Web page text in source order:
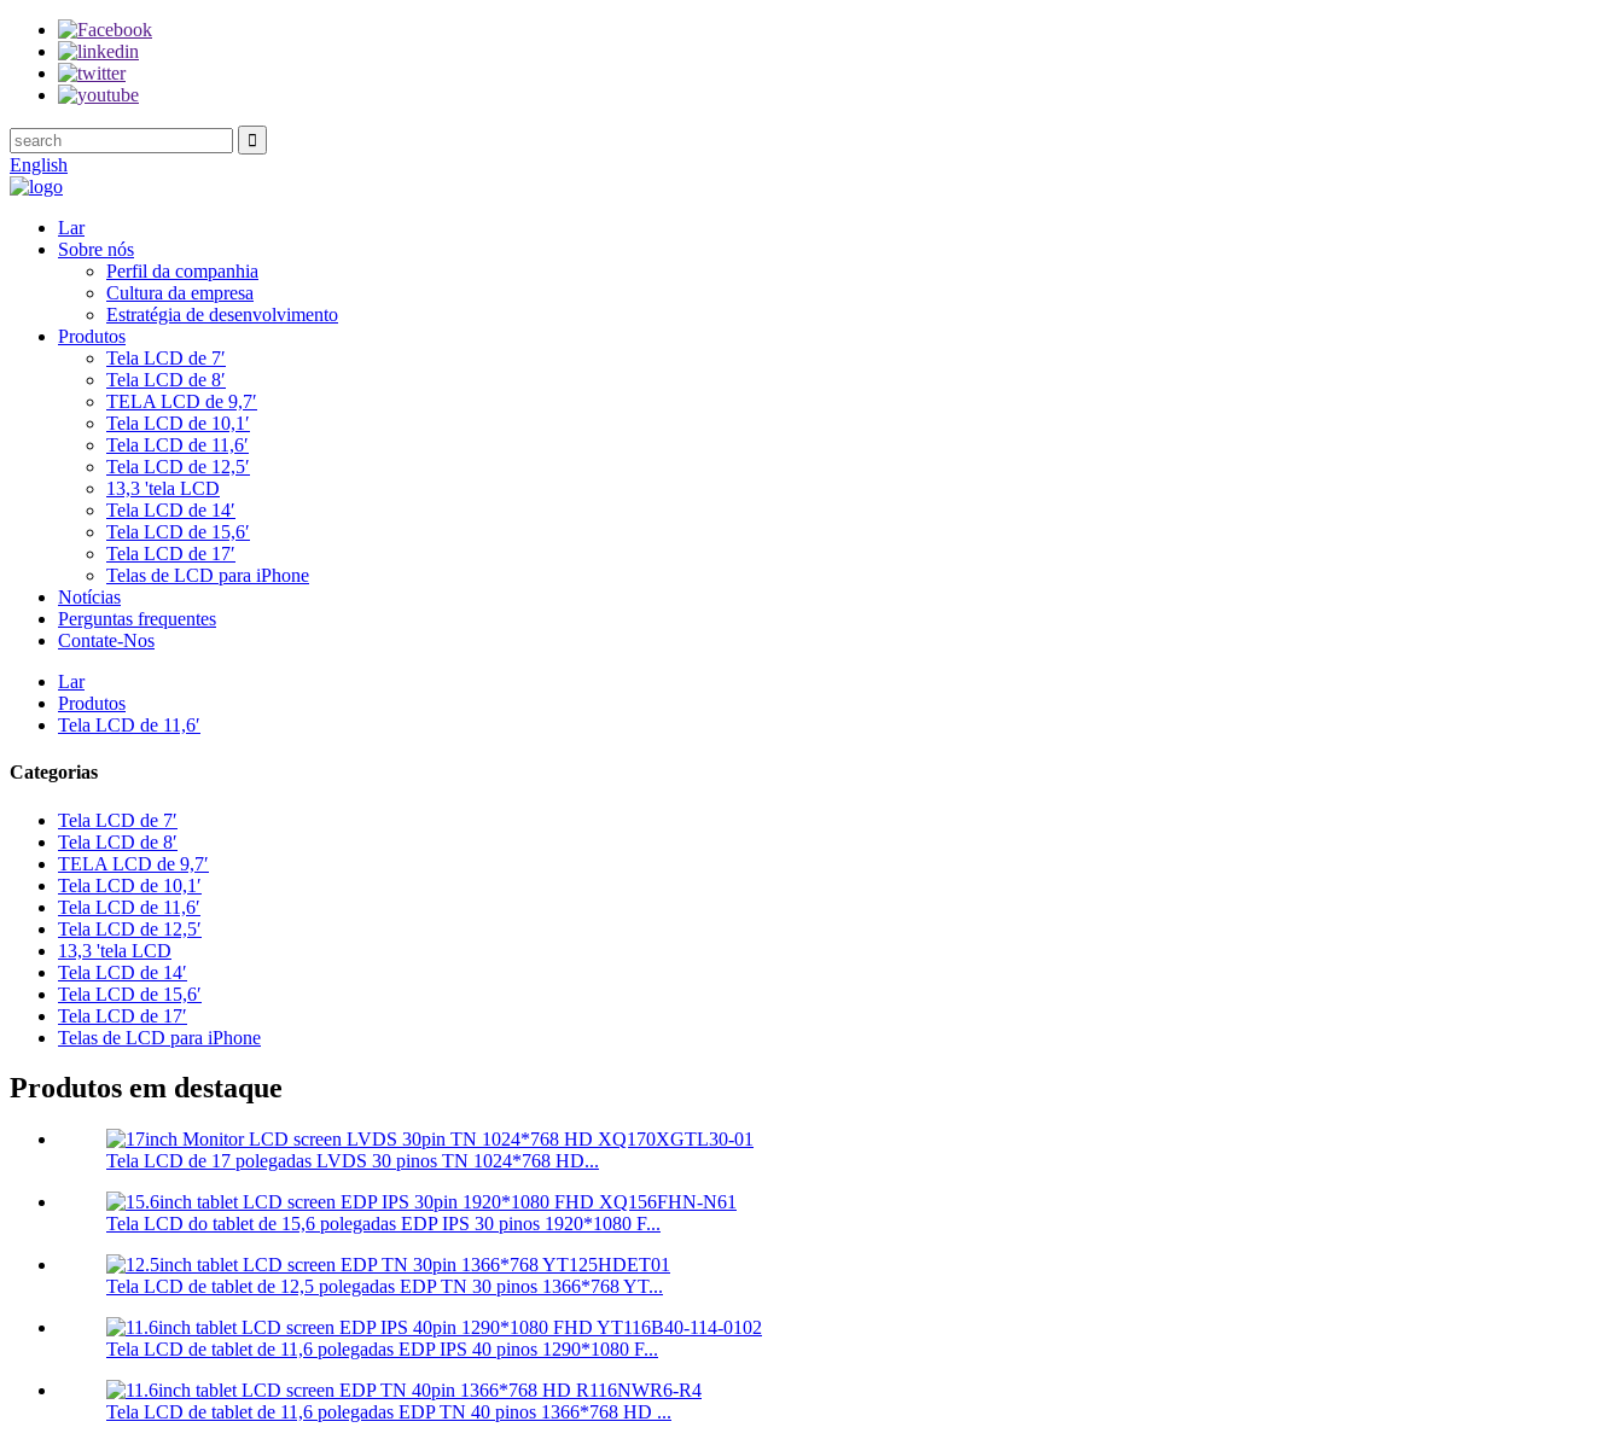
English
Lar
Sobre nós
Perfil da companhia
Cultura da empresa
Estratégia de desenvolvimento
Produtos
Tela LCD de 7′
Tela LCD de 8′
TELA LCD de 9,7′
Tela LCD de 10,1′
Tela LCD de 11,6′
Tela LCD de 12,5′
13,3 'tela LCD
Tela LCD de 14′
Tela LCD de 15,6′
Tela LCD de 17′
Telas de LCD para iPhone
Notícias
Perguntas frequentes
Contate-Nos
Lar
Produtos
Tela LCD de 11,6′
Categorias
Tela LCD de 7′
Tela LCD de 8′
TELA LCD de 9,7′
Tela LCD de 10,1′
Tela LCD de 11,6′
Tela LCD de 12,5′
13,3 'tela LCD
Tela LCD de 14′
Tela LCD de 15,6′
Tela LCD de 17′
Telas de LCD para iPhone
Produtos em destaque
Tela LCD de 17 polegadas LVDS 30 pinos TN 1024*768 HD...
Tela LCD do tablet de 15,6 polegadas EDP IPS 30 pinos 1920*1080 F...
Tela LCD de tablet de 12,5 polegadas EDP TN 30 pinos 1366*768 YT...
Tela LCD de tablet de 11,6 polegadas EDP IPS 40 pinos 1290*1080 F...
Tela LCD de tablet de 11,6 polegadas EDP TN 40 pinos 1366*768 HD ...